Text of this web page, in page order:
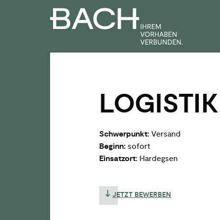
Schwerpunkt: Versand
Beginn: sofort
Einsatzort: Hardegsen
JETZT BEWERBEN